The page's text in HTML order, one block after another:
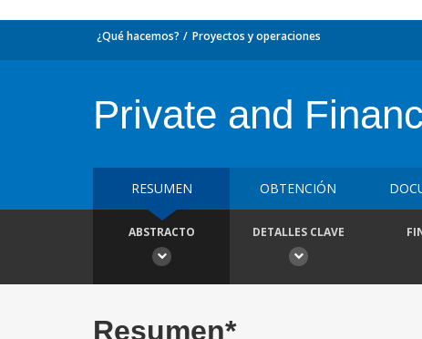
¿Qué hacemos? Proyectos y operaciones
Private and
RESUMEN OBTENCIÓN
ABSTRACTO DETALLES CLAVE
Resumen*